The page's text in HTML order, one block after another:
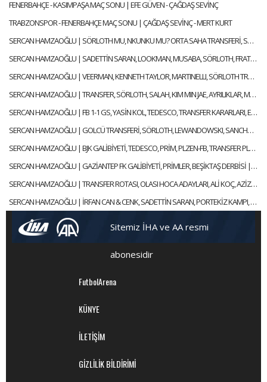
FENERBAHÇE - KASIMPAŞA MAÇ SONU | EFE GÜVEN - ÇAĞDAŞ SEVİNÇ
TRABZONSPOR - FENERBAHÇE MAÇ SONU | ÇAĞDAŞ SEVİNÇ - MERT KURT
SERCAN HAMZAOĞLU | SÖRLOTH MU, NKUNKU MU? ORTA SAHA TRANSFERİ, SÜPER KUPA | GÜNDEM FENERBAHÇE
SERCAN HAMZAOĞLU | SADETTİN SARAN, LOOKMAN, MUSABA, SÖRLOTH, FRATTESI, TRANSFER | GÜNDEM FENERBAHÇE
SERCAN HAMZAOĞLU | VEERMAN, KENNETH TAYLOR, MARTINELLI, SÖRLOTH TRANSFERİ | GÜNDEM FENERBAHÇE
SERCAN HAMZAOĞLU | TRANSFER, SÖRLOTH, SALAH, KIM MIN JAE, AYRILIKLAR, MERT HAKAN | GÜNDEM FENERBAHÇE
SERCAN HAMZAOĞLU | FB 1-1 GS, YASİN KOL, TEDESCO, TRANSFER KARARLARI, EN NESYRI | GÜNDEM FENERBAHÇE
SERCAN HAMZAOĞLU | GOLCÜ TRANSFERİ, SÖRLOTH, LEWANDOWSKI, SANCHO, RİZESPOR-FB | GÜNDEM FENERBAHÇE
SERCAN HAMZAOĞLU | BJK GALİBİYETİ, TEDESCO, PRİM, PLZEN-FB, TRANSFER PLANI | GÜNDEM FENERBAHÇE
SERCAN HAMZAOĞLU | GAZİANTEP FK GALİBİYETİ, PRİMLER, BEŞİKTAŞ DERBİSİ | GÜNDEM FENERBAHÇE
SERCAN HAMZAOĞLU | TRANSFER ROTASI, OLASI HOCA ADAYLARI, ALİ KOÇ, AZİZ YILDIRIM | GÜNDEM FENERBAHÇE
SERCAN HAMZAOĞLU | İRFAN CAN & CENK, SADETTİN SARAN, PORTEKİZ KAMPI, TEDESCO | GÜNDEM FENERBAHÇE
Sitemiz İHA ve AA resmi
abonesidir
FutbolArena
KÜNYE
İLETİŞİM
GİZLİLİK BİLDİRİMİ